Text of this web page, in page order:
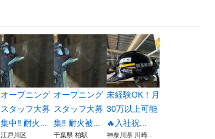
オープニング
スタッフ大募
集中‼︎ 耐火...
江戸川区
オープニング
スタッフ大募
集‼︎ 耐火被...
千葉県 柏駅
未経験OK！月
30万以上可能
🔥入社祝...
神奈川県 川崎...